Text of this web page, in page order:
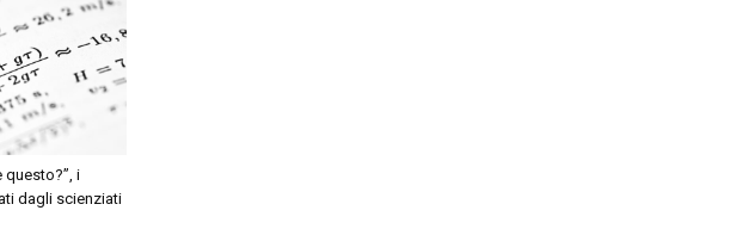
questo?”, i
dagli scienziati